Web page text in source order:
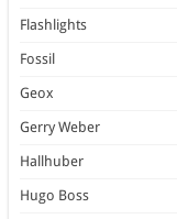
Flashlights
Fossil
Geox
Gerry Weber
Hallhuber
Hugo Boss